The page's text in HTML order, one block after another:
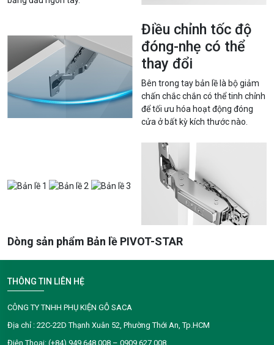
Điều chỉnh tốc độ
đóng-nhẹ có thể
thay đổi
Bên trong tay bản lề là bộ giảm
chấn chắc chắn có thể tinh chỉnh
để tối ưu hóa hoạt động đóng
cửa ở bất kỳ kích thước nào.
Dòng sản phẩm Bản lề PIVOT-STAR
THÔNG TIN LIÊN HỆ
CÔNG TY TNHH PHỤ KIỆN GỖ SACA
Địa chỉ : 22C-22D Thạnh Xuân 52, Phường Thới An, Tp.HCM
Điện Thoại: (+84) 949 648 008 – 0909 627 008